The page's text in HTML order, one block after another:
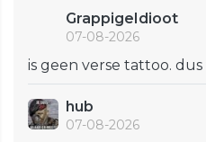
GrappigeIdioot
07-08-2026
is geen verse tattoo. dus
hub
07-08-2026